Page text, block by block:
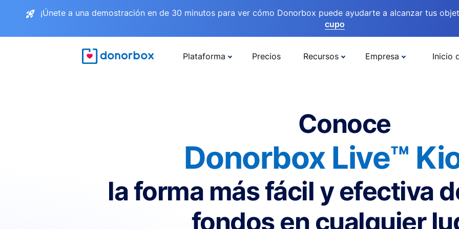
¡Únete a una demostración en de 30 minutos para ver cómo Donorbox puede ayudarte a alcanzar tus
cupo
Plataforma Precios Recursos Empresa Inicio
Conoce
Donorbox Live™
la forma más fácil y efectiva
fondos en cualquier